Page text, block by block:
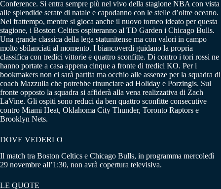
Conference. Si entra sempre più nel vivo della stagione NBA con vista
alle splendide serate di natale e capodanno con le stelle d’oltre oceano.
Nel frattempo, mentre si gioca anche il nuovo torneo ideato per questa
stagione, i Boston Celtics ospiteranno al TD Garden i Chicago Bulls.
Una grande classica della lega statunitense ma con valori in campo
molto sbilanciati al momento. I biancoverdi guidano la propria
classifica con tredici vittorie e quattro sconfitte. Di contro i tori rossi ne
hanno portate a casa appena cinque a fronte di tredici KO. Per i
bookmakers non ci sarà partita ma occhio alle assenze per la squadra di
coach Mazzulla che potrebbe rinunciare ad Holiday e Porzingis. Sul
fronte opposto la squadra si affiderà alla vena realizzativa di Zach
LaVine. Gli ospiti sono reduci da ben quattro sconfitte consecutive
contro Miami Heat, Oklahoma City Thunder, Toronto Raptors e
Brooklyn Nets.
DOVE VEDERLO
Il match tra Boston Celtics e Chicago Bulls, in programma mercoledì
29 novembre all’1:30, non avrà copertura televisiva.
LE QUOTE